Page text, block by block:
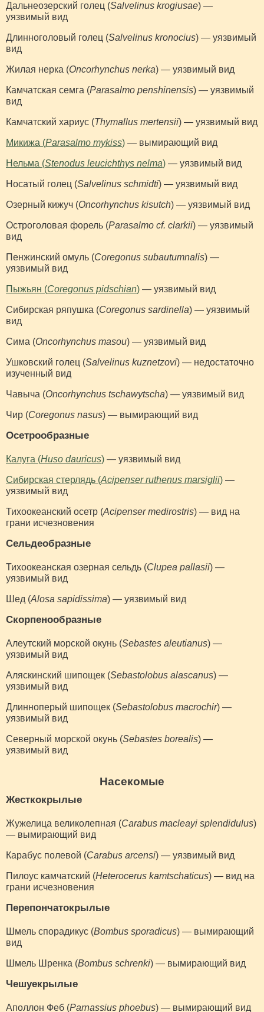
Дальнеозерский голец (Salvelinus krogiusae) —
уязвимый вид
Длинноголовый голец (Salvelinus kronocius) — уязвимый
вид
Жилая нерка (Oncorhynchus nerka) — уязвимый вид
Камчатская семга (Parasalmo penshinensis) — уязвимый
вид
Камчатский хариус (Thymallus mertensii) — уязвимый вид
Микижа (Parasalmo mykiss) — вымирающий вид
Нельма (Stenodus leucichthys nelma) — уязвимый вид
Носатый голец (Salvelinus schmidti) — уязвимый вид
Озерный кижуч (Oncorhynchus kisutch) — уязвимый вид
Остроголовая форель (Parasalmo cf. clarkii) — уязвимый
вид
Пенжинский омуль (Coregonus subautumnalis) —
уязвимый вид
Пыжьян (Coregonus pidschian) — уязвимый вид
Сибирская ряпушка (Coregonus sardinella) — уязвимый
вид
Сима (Oncorhynchus masou) — уязвимый вид
Ушковский голец (Salvelinus kuznetzovi) — недостаточно
изученный вид
Чавыча (Oncorhynchus tschawytscha) — уязвимый вид
Чир (Coregonus nasus) — вымирающий вид
Осетрообразные
Калуга (Huso dauricus) — уязвимый вид
Сибирская стерлядь (Acipenser ruthenus marsiglii) —
уязвимый вид
Тихоокеанский осетр (Acipenser medirostris) — вид на
грани исчезновения
Сельдеобразные
Тихоокеанская озерная сельдь (Clupea pallasii) —
уязвимый вид
Шед (Alosa sapidissima) — уязвимый вид
Скорпенообразные
Алеутский морской окунь (Sebastes aleutianus) —
уязвимый вид
Аляскинский шипощек (Sebastolobus alascanus) —
уязвимый вид
Длинноперый шипощек (Sebastolobus macrochir) —
уязвимый вид
Северный морской окунь (Sebastes borealis) —
уязвимый вид
Насекомые
Жесткокрылые
Жужелица великолепная (Carabus macleayi splendidulus)
— вымирающий вид
Карабус полевой (Carabus arcensi) — уязвимый вид
Пилоус камчатский (Heterocerus kamtschaticus) — вид на
грани исчезновения
Перепончатокрылые
Шмель спорадикус (Bombus sporadicus) — вымирающий
вид
Шмель Шренка (Bombus schrenki) — вымирающий вид
Чешуекрылые
Аполлон Феб (Parnassius phoebus) — вымирающий вид